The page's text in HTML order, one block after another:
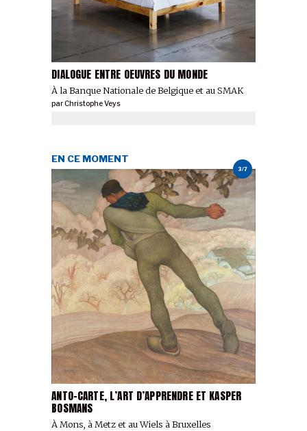
DIALOGUE ENTRE OEUVRES DU MONDE
À la Banque Nationale de Belgique et au SMAK
parChristophe Veys
3/7
ANTO-CARTE, L’ART D’APPRENDRE ET KASPER
BOSMANS
À Mons, à Metz et au Wiels à Bruxelles
EN CE MOMENT